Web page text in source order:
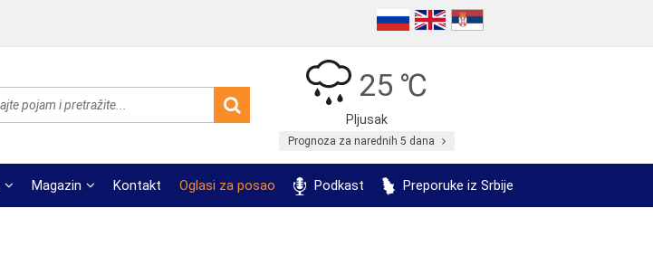
25 ℃
Pljusak
Prognoza za narednih 5 dana
Magazin Kontakt Oglasi za posao Podkast Preporuke iz Srbije